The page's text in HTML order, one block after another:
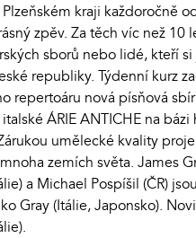
kraji každoročně
zpěv. Za těch víc než
sborů nebo lidé, kteří
republiky. Týdenní kurz
repertoáru nová písňová
ÁRIE ANTICHE na
umělecké kvality
zemích světa. James
a Michael Pospíšil (ČR)
Gray (Itálie, Japonsko).